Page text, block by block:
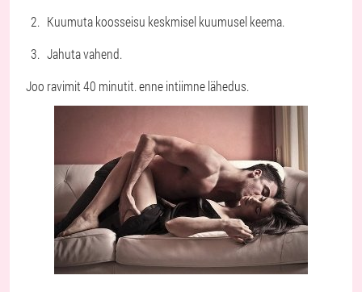
Kuumuta koosseisu keskmisel kuumusel keema.
Jahuta vahend.
Joo ravimit 40 minutit. enne intiimne lähedus.